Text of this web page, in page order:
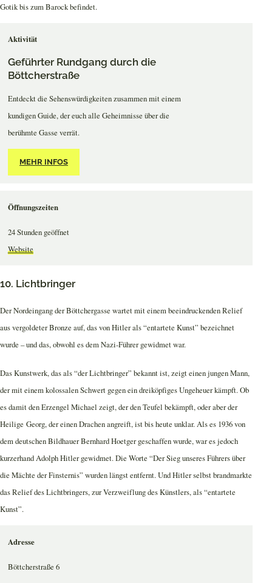
Gotik bis zum Barock befindet.
Aktivität
Geführter Rundgang durch die
Böttcherstraße
Entdeckt die Sehenswürdigkeiten zusammen mit einem
kundigen Guide, der euch alle Geheimnisse über die
berühmte Gasse verrät.
MEHR INFOS
Öffnungszeiten
24 Stunden geöffnet
Website
10. Lichtbringer
Der Nordeingang der Böttchergasse wartet mit einem beeindruckenden Relief
aus vergoldeter Bronze auf, das von Hitler als “entartete Kunst” bezeichnet
wurde – und das, obwohl es dem Nazi-Führer gewidmet war.
Das Kunstwerk, das als “der Lichtbringer” bekannt ist, zeigt einen jungen Mann,
der mit einem kolossalen Schwert gegen ein dreiköpfiges Ungeheuer kämpft. Ob
es damit den Erzengel Michael zeigt, der den Teufel bekämpft, oder aber der
Heilige Georg, der einen Drachen angreift, ist bis heute unklar. Als es 1936 von
dem deutschen Bildhauer Bernhard Hoetger geschaffen wurde, war es jedoch
kurzerhand Adolph Hitler gewidmet. Die Worte “Der Sieg unseres Führers über
die Mächte der Finsternis” wurden längst entfernt. Und Hitler selbst brandmarkte
das Relief des Lichtbringers, zur Verzweiflung des Künstlers, als “entartete
Kunst”.
Adresse
Böttcherstraße 6